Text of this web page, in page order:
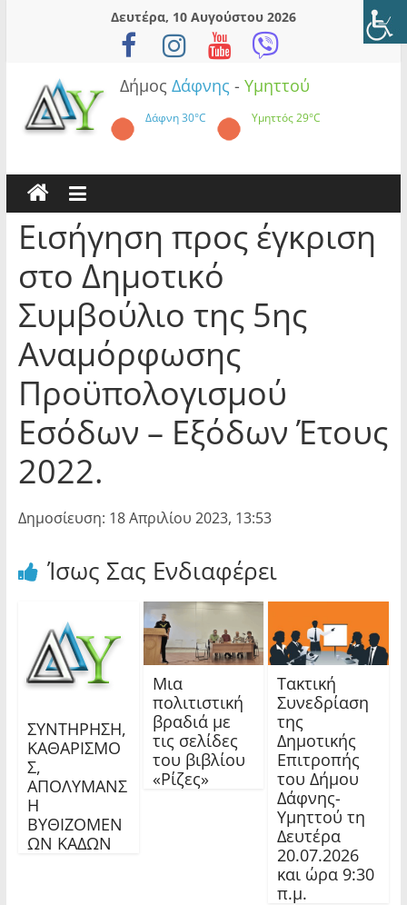
Δευτέρα, 10 Αυγούστου 2026
Δήμος Δάφνης - Υμηττού
Δάφνη30°C Υμηττός29°C
Εισήγηση προς έγκριση
στο Δημοτικό
Συμβούλιο της 5ης
Αναμόρφωσης
Προϋπολογισμού
Εσόδων – Εξόδων Έτους
2022.
Δημοσίευση: 18 Απριλίου 2023, 13:53
Ίσως Σας Ενδιαφέρει
ΣΥΝΤΗΡΗΣΗ,
ΚΑΘΑΡΙΣΜΟ
Σ,
ΑΠΟΛΥΜΑΝΣ
Η
ΒΥΘΙΖΟΜΕΝ
ΩΝ ΚΑΔΩΝ
Μια
πολιτιστική
βραδιά με
τις σελίδες
του βιβλίου
«Ρίζες»
Τακτική
Συνεδρίαση
της
Δημοτικής
Επιτροπής
του Δήμου
Δάφνης-
Υμηττού τη
Δευτέρα
20.07.2026
και ώρα 9:30
π.μ.